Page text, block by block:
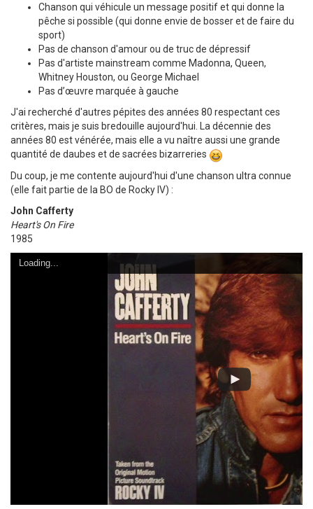
Chanson qui véhicule un message positif et qui donne la
pêche si possible (qui donne envie de bosser et de faire du
sport)
Pas de chanson d'amour ou de truc de dépressif
Pas d'artiste mainstream comme Madonna, Queen,
Whitney Houston, ou George Michael
Pas d’œuvre marquée à gauche
J'ai recherché d'autres pépites des années 80 respectant ces
critères, mais je suis bredouille aujourd'hui. La décennie des
années 80 est vénérée, mais elle a vu naître aussi une grande
quantité de daubes et de sacrées bizarreries
Du coup, je me contente aujourd'hui d'une chanson ultra connue
(elle fait partie de la BO de Rocky IV) :
John Cafferty
Heart's On Fire
1985
Loading...